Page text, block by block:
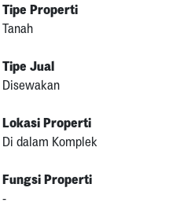
Tipe Properti
Tanah
Tipe Jual
Disewakan
Lokasi Properti
Di dalam Komplek
Fungsi Properti
-